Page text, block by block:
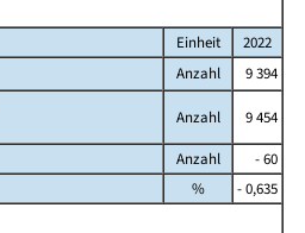
Einheit
2022
Anzahl
9 394
Anzahl 9 454
Anzahl
- 60
%
- 0,635